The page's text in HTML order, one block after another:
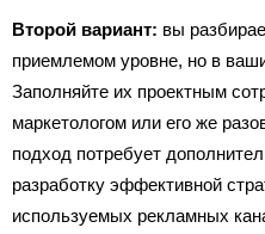
Второй вариант: вы
приемлемом уровне, но в
Заполняйте их проектным
маркетологом или его же
подход потребует
разработку эффективной
используемых рекламных